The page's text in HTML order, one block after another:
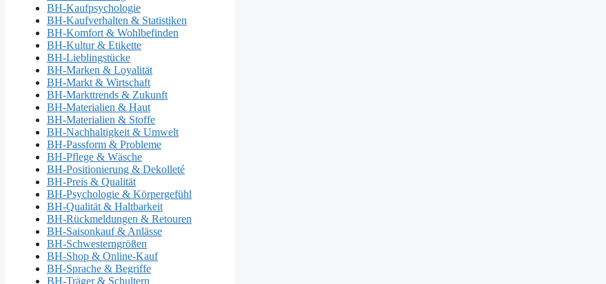
BH-Kaufpsychologie
BH-Kaufverhalten & Statistiken
BH-Komfort & Wohlbefinden
BH-Kultur & Etikette
BH-Lieblingstücke
BH-Marken & Loyalität
BH-Markt & Wirtschaft
BH-Markttrends & Zukunft
BH-Materialien & Haut
BH-Materialien & Stoffe
BH-Nachhaltigkeit & Umwelt
BH-Passform & Probleme
BH-Pflege & Wäsche
BH-Positionierung & Dekolleté
BH-Preis & Qualität
BH-Psychologie & Körpergefühl
BH-Qualität & Haltbarkeit
BH-Rückmeldungen & Retouren
BH-Saisonkauf & Anlässe
BH-Schwesterngrößen
BH-Shop & Online-Kauf
BH-Sprache & Begriffe
BH-Träger & Schultern